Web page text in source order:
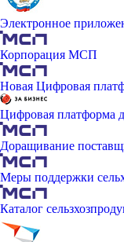
Электронное
Корпорация МСП
Новая Цифровая
Цифровая платформа
Доращивание
Меры поддержки
Каталог